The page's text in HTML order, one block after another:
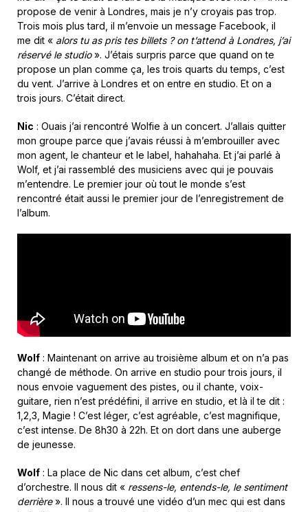
propose de venir à Londres, mais je n’y croyais pas trop.
Trois mois plus tard, il m’envoie un message Facebook, il
me dit « alors tu as pris tes billets ? on t’attend à Londres, j’ai
réservé le studio». J’étais surpris parce que quand on te
propose un plan comme ça, les trois quarts du temps, c’est
du vent. J’arrive à Londres et on entre en studio. Et on a
trois jours. C’était direct.
Nic : Ouais j’ai rencontré Wolfie à un concert. J’allais quitter
mon groupe parce que j’avais réussi à m’embrouiller avec
mon agent, le chanteur et le label, hahahaha. Et j’ai parlé à
Wolf, et j’ai rassemblé des musiciens avec qui je pouvais
m’entendre. Le premier jour où tout le monde s’est
rencontré était aussi le premier jour de l’enregistrement de
l’album.
Wolf : Maintenant on arrive au troisième album et on n’a pas
changé de méthode. On arrive en studio pour trois jours, il
nous envoie vaguement des pistes, ou il chante, voix-
guitare, rien n’est prédéfini, il arrive en studio, et là il te dit :
1,2,3, Magie ! C’est léger, c’est agréable, c’est magnifique,
c’est intense. De 8h30 à 22h. Et on dort dans une auberge
de jeunesse.
Wolf : La place de Nic dans cet album, c’est chef
d’orchestre. Il nous dit « ressens-le, entends-le, le sentiment
derrière». Il nous a trouvé une vidéo d’un mec qui est dans